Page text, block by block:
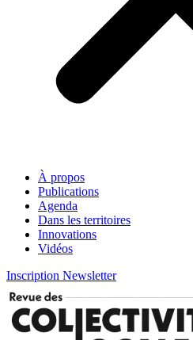
À propos
Publications
Agenda
Dans les territoires
Innovations
Vidéos
Inscription Newsletter